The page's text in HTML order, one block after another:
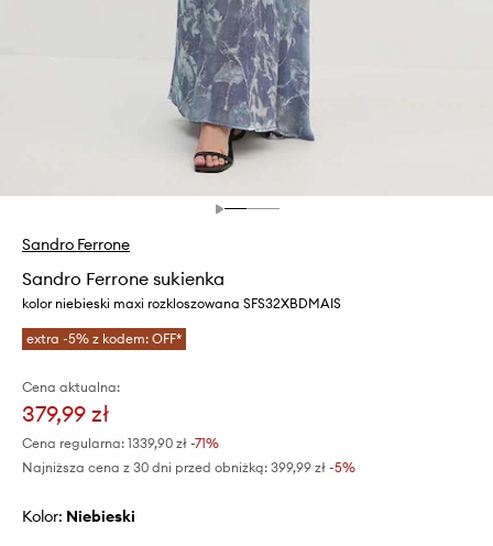
Sandro Ferrone
Sandro Ferrone sukienka
kolor niebieski maxi rozkloszowana SFS32XBDMAIS
extra -5% z kodem: OFF*
Cena aktualna:
379,99 zł
Cena regularna: 1339,90 zł -71%
Najniższa cena z 30 dni przed obniżką: 399,99 zł -5%
Kolor: niebieski